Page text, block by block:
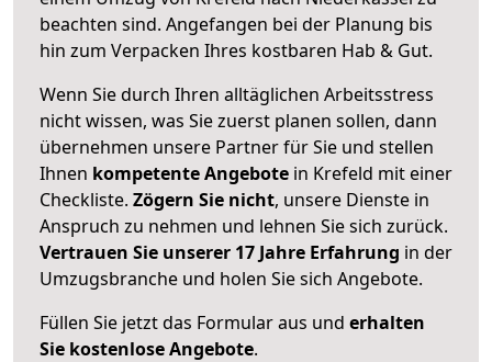
beachten sind. Angefangen bei der Planung bis
hin zum Verpacken Ihres kostbaren Hab & Gut.
Wenn Sie durch Ihren alltäglichen Arbeitsstress
nicht wissen, was Sie zuerst planen sollen, dann
übernehmen unsere Partner für Sie und stellen
Ihnen kompetente Angebote in Krefeld mit einer
Checkliste. Zögern Sie nicht, unsere Dienste in
Anspruch zu nehmen und lehnen Sie sich zurück.
Vertrauen Sie unserer 17 Jahre Erfahrung in der
Umzugsbranche und holen Sie sich Angebote.
Füllen Sie jetzt das Formular aus und erhalten
Sie kostenlose Angebote.